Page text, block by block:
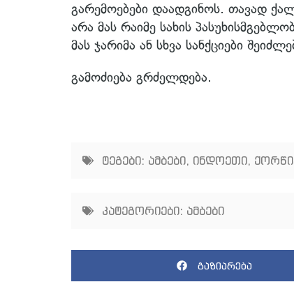
გარემოებები დაადგინოს. თავად
არა მას რაიმე სახის
მას ჯარიმა ან სხვა სანქციები
გამოძიება გრძელდება.
ტეგები: ამბები, ინდოეთი,
კატეგორიები: ამბები
გაზიარება